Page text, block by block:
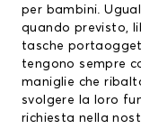
per bambini.
quando previsto,
tasche
tengono sempre
maniglie che
svolgere la loro
richiesta nella